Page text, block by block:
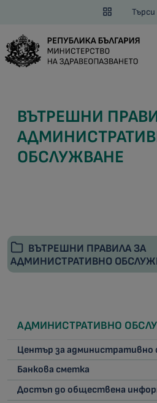
Търси
ВЪТРЕШНИ
ОБСЛУЖВАНЕ
ВЪТРЕШНИ ПРАВИЛА ЗА
АДМИНИСТРАТИВНО
АДМИНИСТРАТИВНО
Център за административно
Банкова сметка
Достъп до обществена